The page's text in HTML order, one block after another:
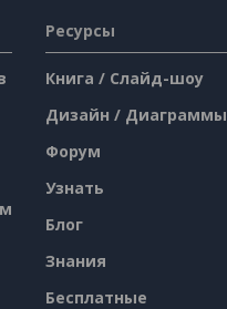
Ресурсы
Книга / Слайд-шоу
Дизайн / Диаграммы
Форум
Узнать
Блог
Знания
Бесплатные